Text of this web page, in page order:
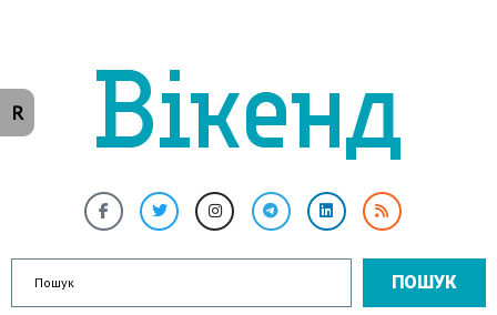
ПОШУК
R